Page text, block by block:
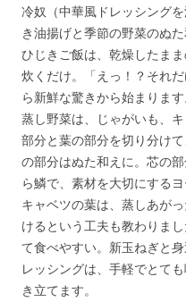
冷奴（中華風ドレッシング
き油揚げと季節の野菜のぬた
ひじきご飯は、乾燥したま
炊くだけ。「えっ！？それ
ら新鮮な驚きから始まります
蒸し野菜は、じゃがいも、
部分と葉の部分を切り分け
の部分はぬた和えに。芯の
ら鱗で、素材を大切にする
キャベツの葉は、蒸しあが
けるという工夫も教わりま
て食べやすい。新玉ねぎと
レッシングは、手軽でとて
き立てます。